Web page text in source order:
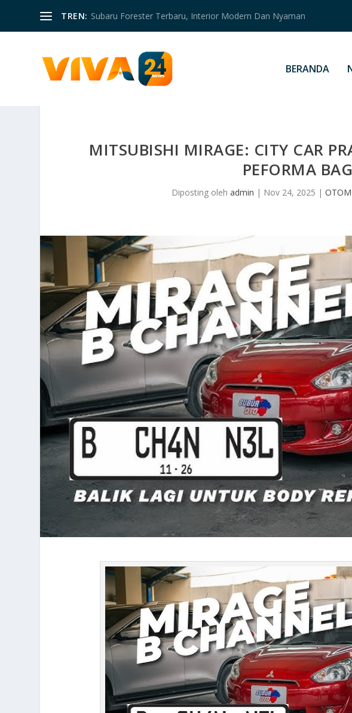
TREN: Subaru Forester Terbaru, Interior Modern Dan Nyaman
BERANDA
MITSUBISHI MIRAGE: CITY CAR
PEFORMA
Diposting olehadmin | Nov 24, 2025 |